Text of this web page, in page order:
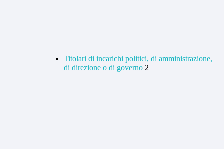
Titolari di incarichi politici, di amministrazione,
di direzione o di governo 2